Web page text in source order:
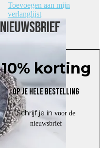
Toevoegen aan mijn
verlanglijst
Nieuwsbrief
10% korting
Op je hele bestelling
Schrijf je in voor de
nieuwsbrief